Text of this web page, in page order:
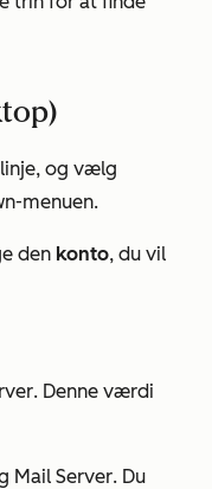
og vælg
menuen.
den konto, du vil
. Denne værdi
Mail Server. Du